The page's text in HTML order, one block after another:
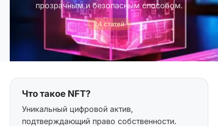
прозрачным и безопасным способом.
24 статей
Что такое NFT?
Уникальный цифровой актив,
подтверждающий право собственности.